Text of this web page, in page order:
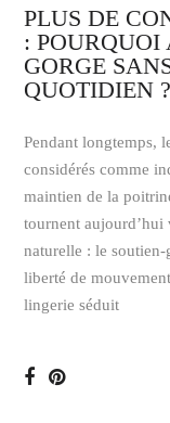
PLUS DE
: POURQUOI
GORGE
QUOTIDIEN ?
Pendant longtemps,
considérés comme
maintien de la
tournent aujourd’hui
naturelle : le
liberté de
lingerie séduit